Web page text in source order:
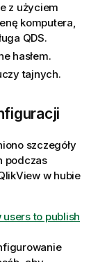
z użyciem
komputera,
QDS.
hasłem.
tajnych.
szczegóły
podczas
w hubie
to publish